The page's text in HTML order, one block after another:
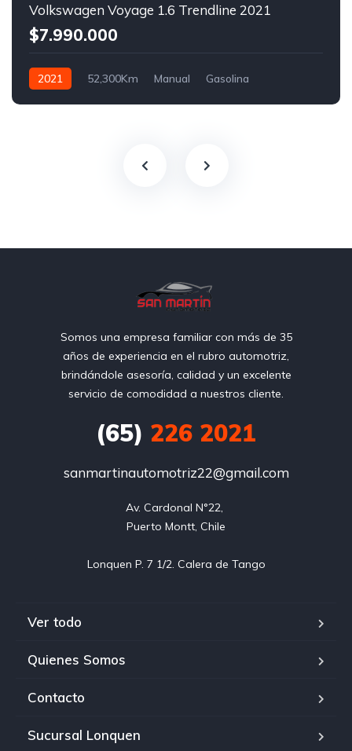
Volkswagen Voyage 1.6 Trendline 2021
$7.990.000
2021 52,300Km Manual
Gasolina
Somos una empresa familiar con más de 35
años de experiencia en el rubro automotriz,
brindándole asesoría, calidad y un excelente
servicio de comodidad a nuestros cliente.
(65) 226 2021
sanmartinautomotriz22@gmail.com
Av. Cardonal N°22,
Puerto Montt, Chile
Ver todo
Quienes Somos
Contacto
Sucursal Lonquen